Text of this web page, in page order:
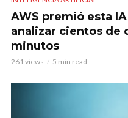
AWS premió esta
analizar cientos de
minutos
261 views 5 min read